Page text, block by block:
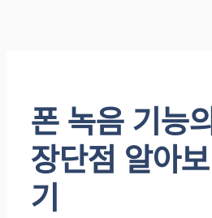
폰 녹음 기능의
장단점 알아보
기